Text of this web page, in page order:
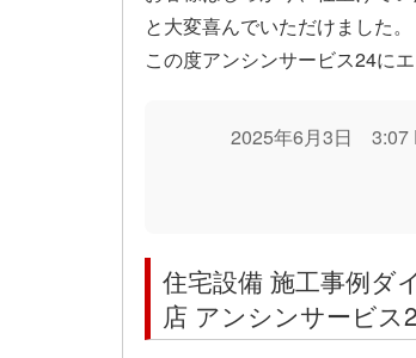
と大変喜んでいただけました。
この度アンシンサービス24に
2025年6月3日 3:07
住宅設備 施工事例ダ
店 アンシンサービス